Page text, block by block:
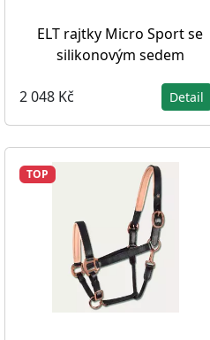
ELT rajtky Micro Sport se
silikonovým sedem
2 048 Kč Detail
TOP